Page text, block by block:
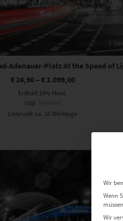
Adenauer-Platz At the Speed of
€24,90– €1.099,00
Enthält 19% Mwst.
zzgl.Versand
Lieferzeit: ca. 10 Werktage
Dieses Produkt weist mehrere Varianten auf. Die Optionen können auf der Produktseite gewählt werden
Wir
Wenn
Wir